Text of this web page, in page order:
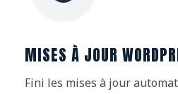
MISES À JOUR
Fini les mises à jour